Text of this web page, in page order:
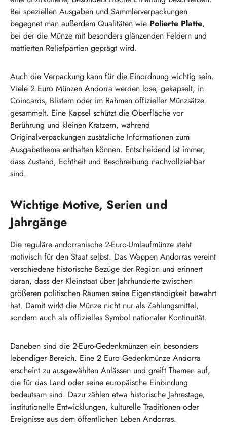
Bei speziellen Ausgaben und Sammlerverpackungen
begegnet man außerdem Qualitäten wie Polierte Platte,
bei der die Münze mit besonders glänzenden Feldern und
mattierten Reliefpartien geprägt wird.
Auch die Verpackung kann für die Einordnung wichtig sein.
Viele 2 Euro Münzen Andorra werden lose, gekapselt, in
Coincards, Blistern oder im Rahmen offizieller Münzsätze
gesammelt. Eine Kapsel schützt die Oberfläche vor
Berührung und kleinen Kratzern, während
Originalverpackungen zusätzliche Informationen zum
Ausgabethema enthalten können. Entscheidend ist immer,
dass Zustand, Echtheit und Beschreibung nachvollziehbar
sind.
Wichtige Motive, Serien und
Jahrgänge
Die reguläre andorranische 2-Euro-Umlaufmünze steht
motivisch für den Staat selbst. Das Wappen Andorras vereint
verschiedene historische Bezüge der Region und erinnert
daran, dass der Kleinstaat über Jahrhunderte zwischen
größeren politischen Räumen seine Eigenständigkeit bewahrt
hat. Damit wirkt die Münze nicht nur als Zahlungsmittel,
sondern auch als offizielles Symbol nationaler Kontinuität.
Daneben sind die 2-Euro-Gedenkmünzen ein besonders
lebendiger Bereich. Eine 2 Euro Gedenkmünze Andorra
erscheint zu ausgewählten Anlässen und greift Themen auf,
die für das Land oder seine europäische Einbindung
bedeutsam sind. Dazu zählen etwa historische Jahrestage,
institutionelle Entwicklungen, kulturelle Traditionen oder
Ereignisse aus dem öffentlichen Leben Andorras.